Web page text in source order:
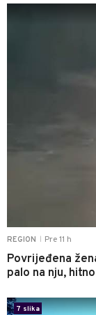
REGION Pre 11 h
Povrijeđena
palo na nju,
7 slika